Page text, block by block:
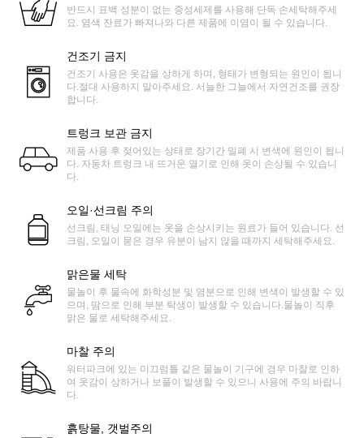
반드시 표백 성분이 없는 중성세제를 사용해 단독 손세탁해주세
요. 염색 잔료가 빠져나와 다른 제품에 이염이 될 수 있습니다.
건조기 금지
건조기 사용은 옷감을 상하게 하며, 형태가 변형되는 원인이 됩니
다.절대 사용하지 말아주세요. 서늘한 그늘에서 자연건조를 권장
합니다.
트렁크 보관 금지
제품 사용 후 젖어있는 상태로 장기간 밀폐 시 변색에 원인이 됩니
다. 자동차 트렁크 내 뜨거운 열기로 인해 옷이 손상될 수 있습니
다.
오일·선크림 주의
선크림, 태닝 오일에는 옷을 손상시키는 원료가 들어 있습니다. 선
크림, 오일이 묻은 경우 유분이 남지 않을 때까지 세탁해주세요.
맑은물 세탁
물놀이 후 물속에 화학성분 및 염분으로 인해 변색이 발생할 수 있
으며, 땀으로 인해 부분 탁생이 발생할 수 있습니다.물놀이 직후
맑은 물로 세탁해주세요.
마찰 주의
워터파크에 있는 미끄럼틀 같은 물놀이 기구에 경우 마찰로 인하
여 옷감이 상하거나 보풀이 발생할 수 있으니 사용에 주의 바랍니
다.
흙탕물, 갯벌주의